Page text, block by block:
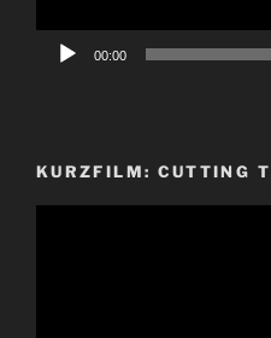
00:00
KURZFILM: CUTTING